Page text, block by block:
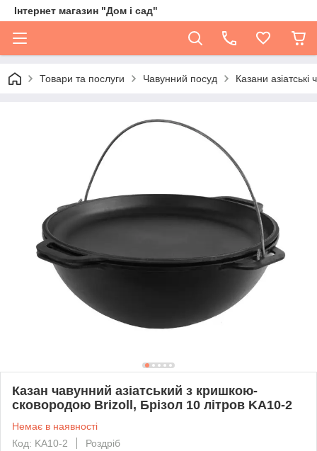
Інтернет магазин "Дом і сад"
Товари та послуги Чавунний посуд Казани азіатські
Казан чавунний азіатський з кришкою-
сковородою Brizoll, Брізол 10 літров KA10-2
Немає в наявності
Код: KA10-2
Роздріб